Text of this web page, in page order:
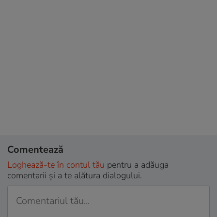
Comentează
Loghează-te în contul tău pentru a adăuga
comentarii și a te alătura dialogului.